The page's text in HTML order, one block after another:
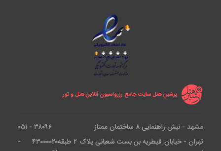
پرشین هتل سایت جامع رزرواسیون آنلاین هتل و تور
مشهد - نبش راهنمایی ۸ ساختمان ممتاز
۳۸۰۹۶ - ۰۵۱
تهران - خیابان قیطریه بن بست شعبانی پلاک ۲ طبقه
۴۳۰۰۰۰۲۰ -